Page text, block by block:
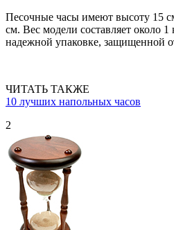
Песочные часы имеют высоту 15
см. Вес модели составляет около 1
надежной упаковке, защищенной
ЧИТАТЬ ТАКЖЕ
10 лучших напольных часов
2